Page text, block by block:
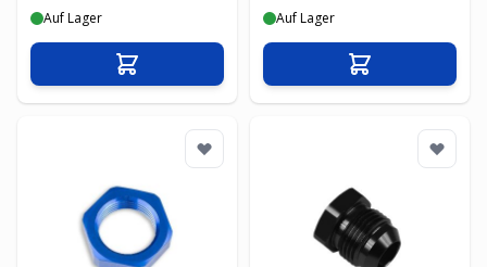
Auf Lager
In den Warenkorb
Auf Lager
In den